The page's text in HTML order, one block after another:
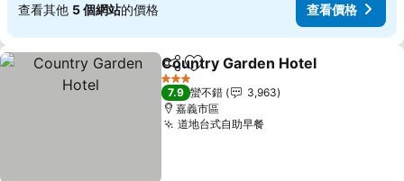
查看其他 5 個網站的價格 查看價格
分享 加入我的最愛
Country Garden Hotel
3 星級
7.9 蠻不錯
3,963
嘉義市區
道地台式自助早餐